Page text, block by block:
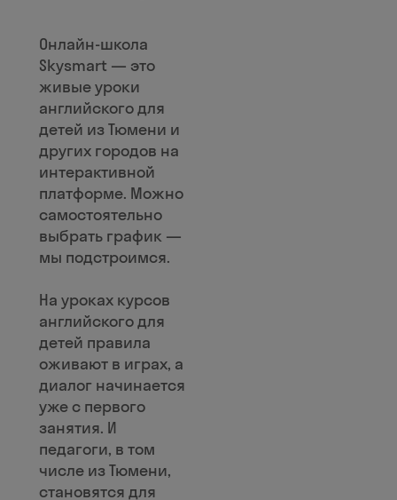
Онлайн-школа
Skysmart — это
живые уроки
английского для
детей из Тюмени и
других городов на
интерактивной
платформе. Можно
самостоятельно
выбрать график —
мы подстроимся.
На уроках курсов
английского для
детей правила
оживают в играх, а
диалог начинается
уже с первого
занятия. И
педагоги, в том
числе из Тюмени,
становятся для